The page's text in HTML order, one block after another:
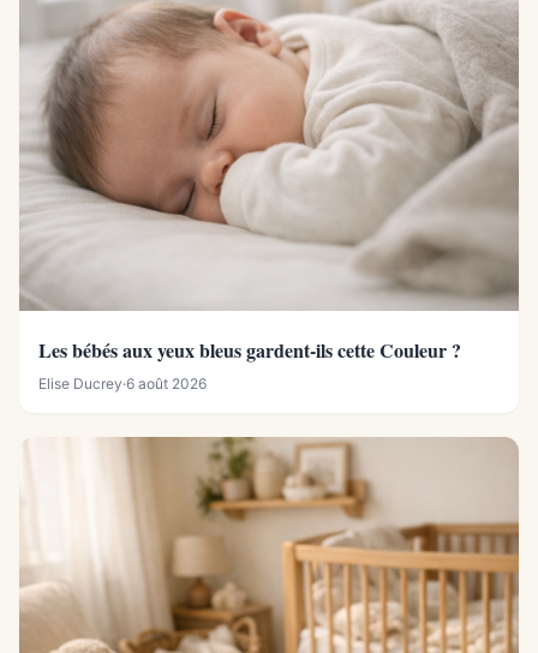
Les bébés aux yeux bleus gardent-ils cette Couleur ?
Elise Ducrey·6 août 2026